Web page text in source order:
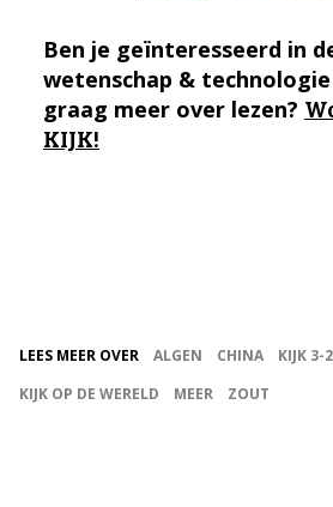
Ben je geïnteresseerd in
wetenschap &
graag meer over lezen?
KIJK!
LEES MEER OVER ALGEN CHINA
KIJK 3-
KIJK OP DE WERELD
MEER ZOUT